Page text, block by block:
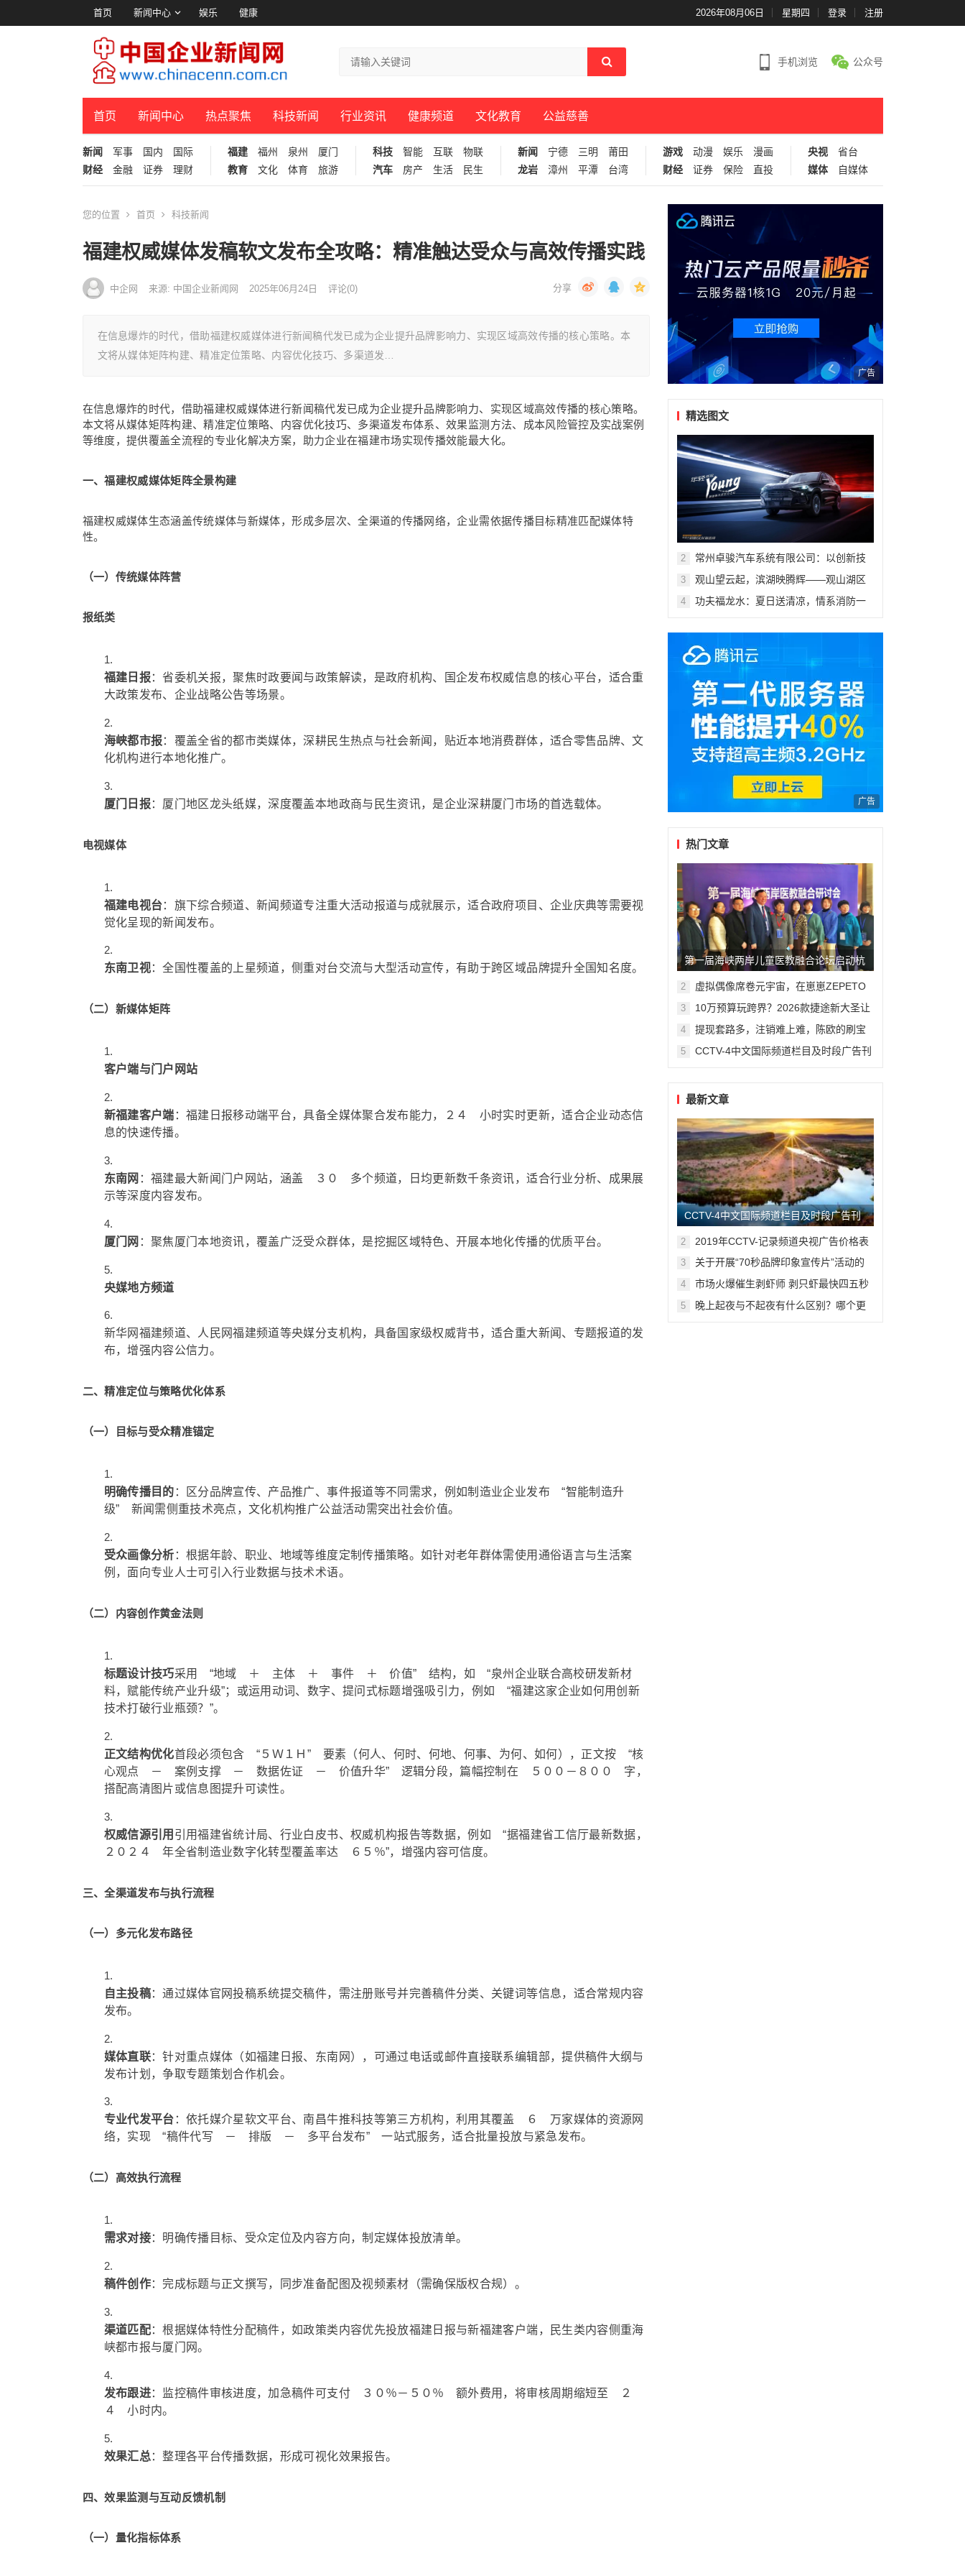
首页 新闻中心 娱乐 健康 2026年08月06日 星期四 登录 注册
手机浏览 公众号
首页 新闻中心 热点聚焦 科技新闻 行业资讯 健康频道 文化教育 公益慈善
新闻 军事 国内
国际
财经
金融 证券 理财
福建 福州 泉州
厦门
教育
文化 体育 旅游
科技 智能 互联
物联
汽车
房产 生活 民生
新闻 宁德 三明
莆田
龙岩
漳州 平潭 台湾
游戏 动漫 娱乐
漫画
财经
证券 保险 直投
央视
省台
媒体
自媒体
您的位置 首页 科技新闻
福建权威媒体发稿软文发布全攻略：精准触达受众与高效传播实践
中企网 来源: 中国企业新闻网 2025年06月24日 评论(0)
在信息爆炸的时代，借助福建权威媒体进行新闻稿代发已成为企业提升品牌影响力、实现区域高效传播的核心策略。本
文将从媒体矩阵构建、精准定位策略、内容优化技巧、多渠道发…
在信息爆炸的时代，借助福建权威媒体进行新闻稿代发已成为企业提升品牌影响力、实现区域高效传播的核心策略。
本文将从媒体矩阵构建、精准定位策略、内容优化技巧、多渠道发布体系、效果监测方法、成本风险管控及实战案例
等维度，提供覆盖全流程的专业化解决方案，助力企业在福建市场实现传播效能最大化。
一、福建权威媒体矩阵全景构建
福建权威媒体生态涵盖传统媒体与新媒体，形成多层次、全渠道的传播网络，企业需依据传播目标精准匹配媒体特
性。
（一）传统媒体阵营
报纸类
福建日报：省委机关报，聚焦时政要闻与政策解读，是政府机构、国企发布权威信息的核心平台，适合重
大政策发布、企业战略公告等场景。
海峡都市报：覆盖全省的都市类媒体，深耕民生热点与社会新闻，贴近本地消费群体，适合零售品牌、文
化机构进行本地化推广。
厦门日报：厦门地区龙头纸媒，深度覆盖本地政商与民生资讯，是企业深耕厦门市场的首选载体。
电视媒体
福建电视台：旗下综合频道、新闻频道专注重大活动报道与成就展示，适合政府项目、企业庆典等需要视
觉化呈现的新闻发布。
东南卫视：全国性覆盖的上星频道，侧重对台交流与大型活动宣传，有助于跨区域品牌提升全国知名度。
（二）新媒体矩阵
客户端与门户网站
新福建客户端 ：福建日报移动端平台，具备全媒体聚合发布能力，２４ 小时实时更新，适合企业动态信
息的快速传播。
东南网 ：福建最大新闻门户网站，涵盖 ３０ 多个频道，日均更新数千条资讯，适合行业分析、成果展
示等深度内容发布。
厦门网 ：聚焦厦门本地资讯，覆盖广泛受众群体，是挖掘区域特色、开展本地化传播的优质平台。
央媒地方频道
新华网福建频道、人民网福建频道等央媒分支机构，具备国家级权威背书，适合重大新闻、专题报道的发
布，增强内容公信力。
二、精准定位与策略优化体系
（一）目标与受众精准锚定
明确传播目的 ：区分品牌宣传、产品推广、事件报道等不同需求，例如制造业企业发布 “智能制造升
级” 新闻需侧重技术亮点，文化机构推广公益活动需突出社会价值。
受众画像分析 ：根据年龄、职业、地域等维度定制传播策略。如针对老年群体需使用通俗语言与生活案
例，面向专业人士可引入行业数据与技术术语。
（二）内容创作黄金法则
标题设计技巧采用 “地域 ＋ 主体 ＋ 事件 ＋ 价值” 结构，如 “泉州企业联合高校研发新材
料，赋能传统产业升级”；或运用动词、数字、提问式标题增强吸引力，例如 “福建这家企业如何用创新
技术打破行业瓶颈？”。
正文结构优化首段必须包含 “５Ｗ１Ｈ” 要素（何人、何时、何地、何事、为何、如何），正文按 “核
心观点 － 案例支撑 － 数据佐证 － 价值升华” 逻辑分段，篇幅控制在 ５００－８００ 字，
搭配高清图片或信息图提升可读性。
权威信源引用 引用福建省统计局、行业白皮书、权威机构报告等数据，例如 “据福建省工信厅最新数据，
２０２４ 年全省制造业数字化转型覆盖率达 ６５％”，增强内容可信度。
三、全渠道发布与执行流程
（一）多元化发布路径
自主投稿：通过媒体官网投稿系统提交稿件，需注册账号并完善稿件分类、关键词等信息，适合常规内容
发布。
媒体直联：针对重点媒体（如福建日报、东南网），可通过电话或邮件直接联系编辑部，提供稿件大纲与
发布计划，争取专题策划合作机会。
专业代发平台 ：依托媒介星软文平台、南昌牛推科技等第三方机构，利用其覆盖 ６ 万家媒体的资源网
络，实现 “稿件代写 － 排版 － 多平台发布” 一站式服务，适合批量投放与紧急发布。
（二）高效执行流程
需求对接：明确传播目标、受众定位及内容方向，制定媒体投放清单。
稿件创作：完成标题与正文撰写，同步准备配图及视频素材（需确保版权合规）。
渠道匹配：根据媒体特性分配稿件，如政策类内容优先投放福建日报与新福建客户端，民生类内容侧重海
峡都市报与厦门网。
发布跟进：监控稿件审核进度，加急稿件可支付 ３０％－５０％ 额外费用，将审核周期缩短至 ２
４ 小时内。
效果汇总：整理各平台传播数据，形成可视化效果报告。
四、效果监测与互动反馈机制
（一）量化指标体系
广告
精选图文
2
常州卓骏汽车系统有限公司：以创新技
行业标杆
3
观山望云起，滨湖映腾辉——观山湖区
盛大开幕
4
功夫福龙水：夏日送清凉，情系消防一
广告
热门文章
第一届海峡两岸儿童医教融合论坛启动杭
州复旦儿童医院“复星”计划
2
虚拟偶像席卷元宇宙，在崽崽ZEPETO
3
10万预算玩跨界？2026款捷途新大圣让
4
提现套路多，注销难上难，陈欧的刷宝
5
CCTV-4中文国际频道栏目及时段广告刊
最新文章
CCTV-4中文国际频道栏目及时段广告刊
例
2 2019年CCTV-记录频道央视广告价格表
3
关于开展“70秒品牌印象宣传片”活动的
4
市场火爆催生剥虾师 剥只虾最快四五秒
5
晚上起夜与不起夜有什么区别？哪个更